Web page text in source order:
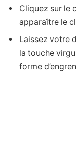
Cliquez sur le
apparaître le
Laissez votre
la touche
forme